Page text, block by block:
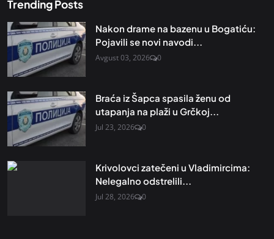
Trending Posts
Nakon drame na bazenu u Bogatiću:
Pojavili se novi navodi...
Avgust 03, 2026 0
Braća iz Šapca spasila ženu od
utapanja na plaži u Grčkoj...
Jul 23, 2026 0
Krivolovci zatečeni u Vladimircima:
Nelegalno odstrelili...
Jul 28, 2026 0